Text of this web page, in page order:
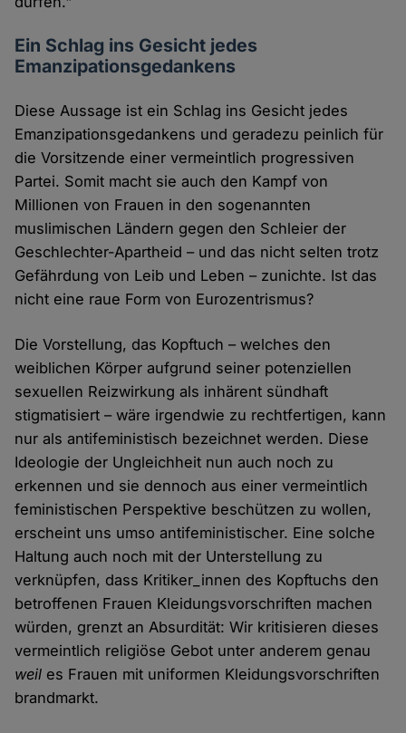
Ein Schlag ins Gesicht jedes
Emanzipationsgedankens
Diese Aussage ist ein Schlag ins Gesicht jedes
Emanzipationsgedankens und geradezu peinlich für
die Vorsitzende einer vermeintlich progressiven
Partei. Somit macht sie auch den Kampf von
Millionen von Frauen in den sogenannten
muslimischen Ländern gegen den Schleier der
Geschlechter-Apartheid – und das nicht selten trotz
Gefährdung von Leib und Leben – zunichte. Ist das
nicht eine raue Form von Eurozentrismus?
Die Vorstellung, das Kopftuch – welches den
weiblichen Körper aufgrund seiner potenziellen
sexuellen Reizwirkung als inhärent sündhaft
stigmatisiert – wäre irgendwie zu rechtfertigen, kann
nur als antifeministisch bezeichnet werden. Diese
Ideologie der Ungleichheit nun auch noch zu
erkennen und sie dennoch aus einer vermeintlich
feministischen Perspektive beschützen zu wollen,
erscheint uns umso antifeministischer. Eine solche
Haltung auch noch mit der Unterstellung zu
verknüpfen, dass Kritiker_innen des Kopftuchs den
betroffenen Frauen Kleidungsvorschriften machen
würden, grenzt an Absurdität: Wir kritisieren dieses
vermeintlich religiöse Gebot unter anderem genau
weil es Frauen mit uniformen Kleidungsvorschriften
brandmarkt.